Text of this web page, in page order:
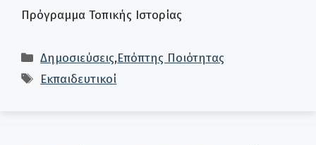
Πρόγραμμα Τοπικής Ιστορίας
Κατηγορίες
Δημοσιεύσεις,Επόπτης Ποιότητας
Ετικέτες
Εκπαιδευτικοί